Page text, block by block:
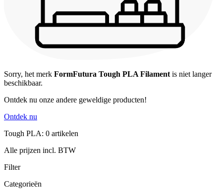
Sorry, het merk FormFutura Tough PLA Filament is niet langer
beschikbaar.
Ontdek nu onze andere geweldige producten!
Ontdek nu
Tough PLA: 0 artikelen
Alle prijzen incl. BTW
Filter
Categorieën